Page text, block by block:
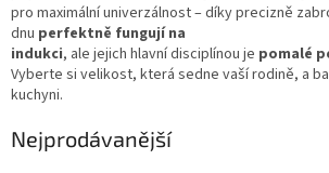
pro maximální univerzálnost – díky precizně
dnu perfektně fungují na
indukci, ale jejich hlavní disciplínou je pomalé
Vyberte si velikost, která sedne vaší rodině, a
kuchyni.
Nejprodávanější